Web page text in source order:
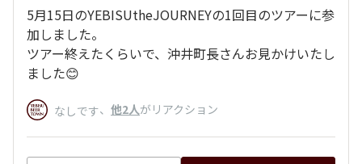
5月15日のYEBISUtheJOURNEYの1回目のツアーに参
加しました。
ツアー終えたくらいで、沖井町長さんお見かけいたし
ました😊
なしです、 他2人がリアクション